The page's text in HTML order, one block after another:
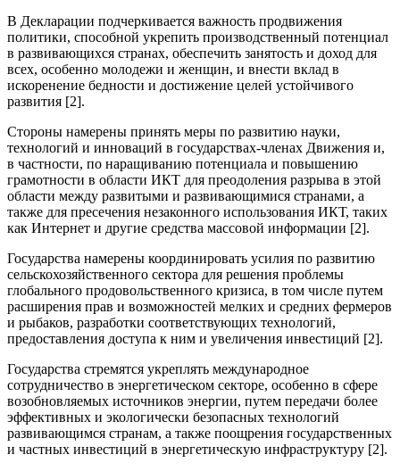
В Декларации подчеркивается важность продвижения
политики, способной укрепить производственный потенциал
в развивающихся странах, обеспечить занятость и доход для
всех, особенно молодежи и женщин, и внести вклад в
искоренение бедности и достижение целей устойчивого
развития [2].
Стороны намерены принять меры по развитию науки,
технологий и инноваций в государствах-членах Движения и,
в частности, по наращиванию потенциала и повышению
грамотности в области ИКТ для преодоления разрыва в этой
области между развитыми и развивающимися странами, а
также для пресечения незаконного использования ИКТ, таких
как Интернет и другие средства массовой информации [2].
Государства намерены координировать усилия по развитию
сельскохозяйственного сектора для решения проблемы
глобального продовольственного кризиса, в том числе путем
расширения прав и возможностей мелких и средних фермеров
и рыбаков, разработки соответствующих технологий,
предоставления доступа к ним и увеличения инвестиций [2].
Государства стремятся укреплять международное
сотрудничество в энергетическом секторе, особенно в сфере
возобновляемых источников энергии, путем передачи более
эффективных и экологически безопасных технологий
развивающимся странам, а также поощрения государственных
и частных инвестиций в энергетическую инфраструктуру [2].